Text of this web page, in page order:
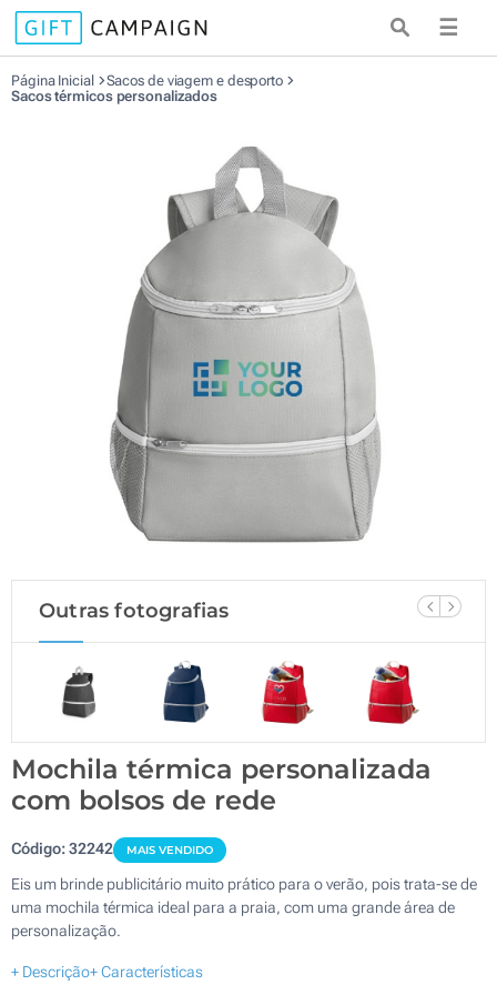
☰
Página Inicial
Sacos de viagem e desporto
Sacos térmicos personalizados
Outras fotografias
Mochila térmica personalizada
com bolsos de rede
Código:32242 MAIS VENDIDO
Eis um brinde publicitário muito prático para o verão, pois trata-se de
uma mochila térmica ideal para a praia, com uma grande área de
personalização.
+ Descrição+ Características